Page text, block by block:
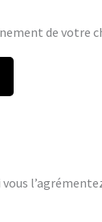
de votre